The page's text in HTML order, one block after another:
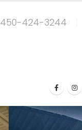
450-424-3244